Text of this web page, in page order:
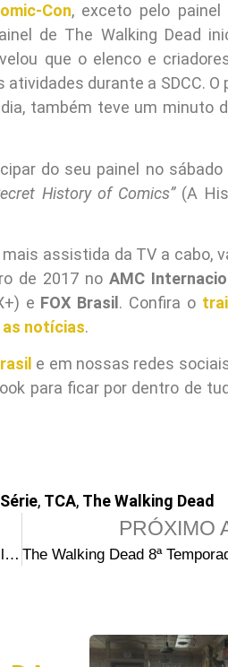
Con, exceto pelo
de The Walking Dead
que o elenco e
durante a SDCC. O
também teve um minuto
do seu painel no sábado
History of Comics”(A
assistida da TV a cabo,
de 2017 no AMC
e FOX Brasil . Confira o
notícias.
e em nossas redes
para ficar por dentro de
Série, TCA, The Walking Dead
Walking Cast #81 – Comentando o trailer da 8ª temporada de The Walking Dead
PRÓXIMO